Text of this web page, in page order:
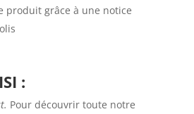
produit grâce à une notice
:
Pour découvrir toute notre